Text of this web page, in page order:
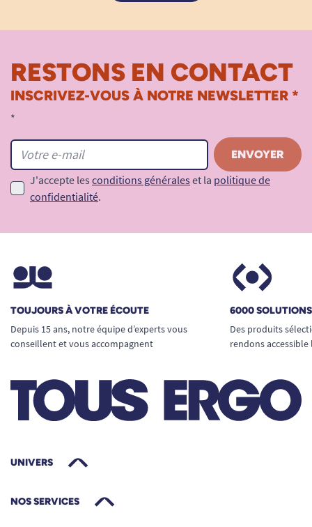
RESTONS EN CONTACT
INSCRIVEZ-VOUS À NOTRE NEWSLETTER *
*
J'accepte les conditions générales et la politique de
confidentialité.
TOUJOURS À VOTRE ÉCOUTE
Depuis 15 ans, notre équipe d’experts vous
conseillent et vous accompagnent
6000
Des produits
rendons
UNIVERS
NOS SERVICES